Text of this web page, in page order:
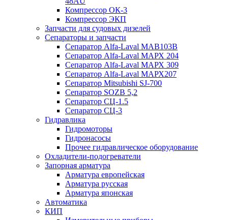
Компрессор ОК-3
Компрессор ЭКП
Запчасти для судовых дизелей
Сепараторы и запчасти
Сепаратор Alfa-Laval МАВ103В
Сепаратор Alfa-Laval МАРХ 204
Сепаратор Alfa-Laval МАРХ 309
Сепаратор Alfa-Laval МАРХ207
Сепаратор Mitsubishi SJ-700
Сепаратор SOZB 5,2
Сепаратор СЦ-1.5
Сепаратор СЦ-3
Гидравлика
Гидромоторы
Гидронасосы
Прочее гидравлическое оборудование
Охладители-подогреватели
Запорная арматура
Арматура европейская
Арматура русская
Арматура японская
Автоматика
КИП